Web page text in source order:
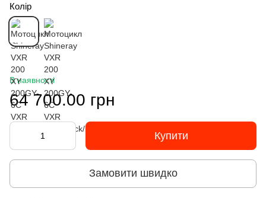
Колір
В наявності
64 700.00 грн
Купити
Замовити швидко